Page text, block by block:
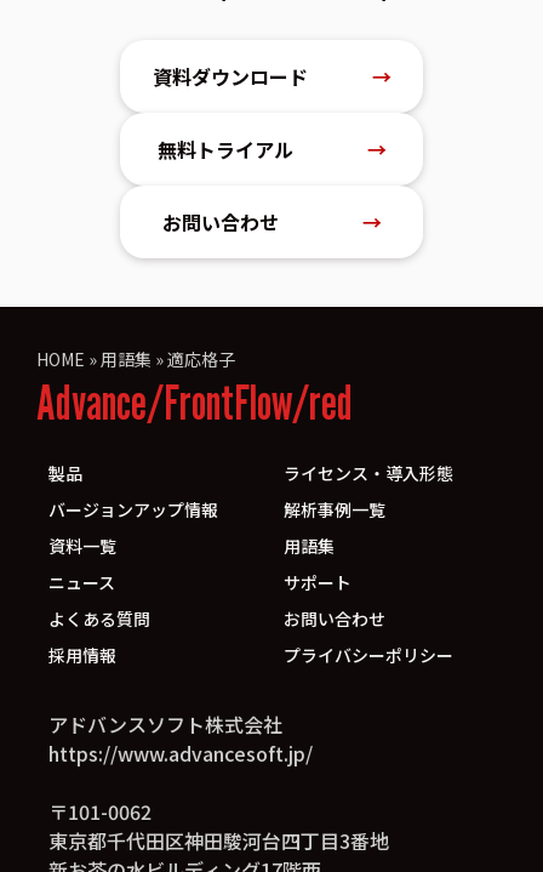
資料ダウンロード →
無料トライアル →
お問い合わせ →
HOME »用語集 »適応格子
Advance/FrontFlow/red
製品
ライセンス・導入形態
バージョンアップ情報
解析事例一覧
資料一覧
用語集
ニュース
サポート
よくある質問
お問い合わせ
採用情報
プライバシーポリシー
アドバンスソフト株式会社
https://www.advancesoft.jp/
〒101-0062
東京都千代田区神田駿河台四丁目3番地